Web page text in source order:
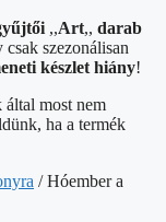
,,Art,, darab
szezonálisan
készlet hiány!
által most nem
ha a termék
/ Hóember a